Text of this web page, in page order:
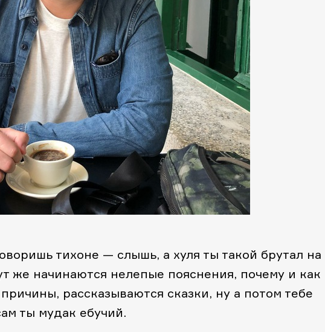
тихоне — слышь, а хуля ты такой брутал на
же начинаются нелепые пояснения, почему и как
рассказываются сказки, ну а потом тебе
ты мудак ебучий.